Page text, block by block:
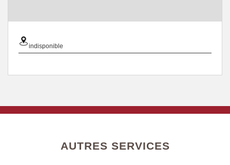
indisponible
AUTRES SERVICES